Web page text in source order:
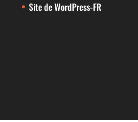
Site de WordPress-FR